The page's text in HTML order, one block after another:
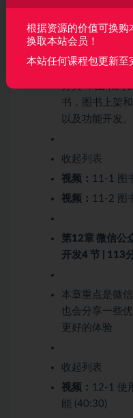
第11章 管理员
分类 ，图书列
书，图书上架
以及功能开发。
收起列表
视频： 11-1 图
视频： 11-2 图
第12章 微信公
开发4 节 | 113
本章重点是微
也会分享一些
更好的体验
收起列表
视频： 12-1 使
能 (40:30)
根据资源的价值可换购
换取本站会员！
本站任何课程包更新至